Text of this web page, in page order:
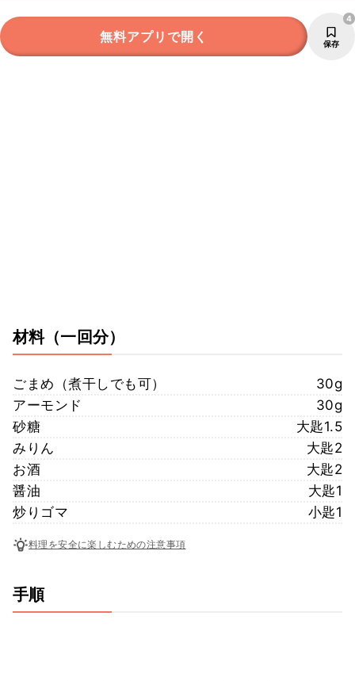
無料アプリで開く 保存
4
材料（一回分）
ごまめ（煮干しでも可）
30g
アーモンド
30g
砂糖
大匙1.5
みりん
大匙2
お酒
大匙2
醤油
大匙1
炒りゴマ
小匙1
料理を安全に楽しむための注意事項
手順